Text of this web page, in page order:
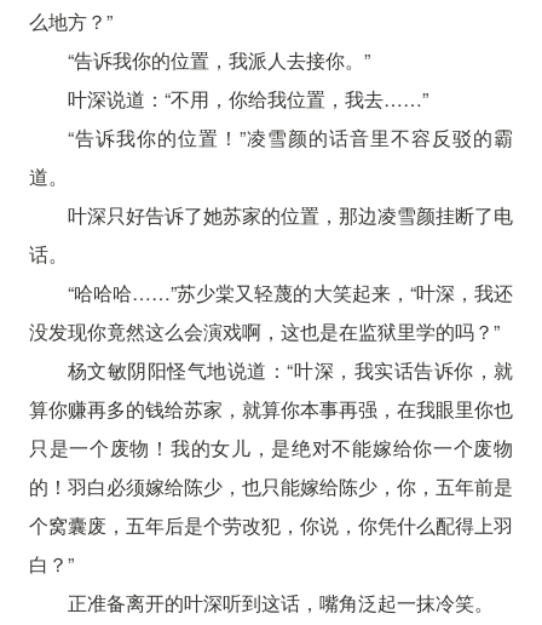
么地方？”
“告诉我你的位置，我派人去接你。”
叶深说道：“不用，你给我位置，我去……”
“告诉我你的位置！”凌雪颜的话音里不容反驳的霸
道。
叶深只好告诉了她苏家的位置，那边凌雪颜挂断了电
话。
“哈哈哈……”苏少棠又轻蔑的大笑起来，“叶深，我还
没发现你竟然这么会演戏啊，这也是在监狱里学的吗？”
杨文敏阴阳怪气地说道：“叶深，我实话告诉你，就
算你赚再多的钱给苏家，就算你本事再强，在我眼里你也
只是一个废物！我的女儿，是绝对不能嫁给你一个废物
的！羽白必须嫁给陈少，也只能嫁给陈少，你，五年前是
个窝囊废，五年后是个劳改犯，你说，你凭什么配得上羽
白？”
正准备离开的叶深听到这话，嘴角泛起一抹冷笑。